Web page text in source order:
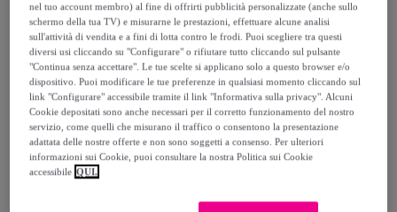
34,99 €
89,00 €
-60%
Recupero del tuo vecchio prodotto possibile,
nel tuo account membro) al fine di offrirti pubblicità personalizzate (anche sullo
schermo della tua TV) e misurarne le prestazioni, effettuare alcune analisi
sull'attività di vendita e a fini di lotta contro le frodi. Puoi scegliere tra questi
diversi usi cliccando su "Configurare" o rifiutare tutto cliccando sul pulsante
"Continua senza accettare". Le tue scelte si applicano solo a questo browser e/o
dispositivo. Puoi modificare le tue preferenze in qualsiasi momento cliccando sul
link "Configurare" accessibile tramite il link "Informativa sulla privacy". Alcuni
Cookie depositati sono anche necessari per il corretto funzionamento del nostro
servizio, come quelli che misurano il traffico o consentono la presentazione
adattata delle nostre offerte e non sono soggetti a consenso. Per ulteriori
informazioni sui Cookie, puoi consultare la nostra Politica sui Cookie
accessibile QUI.